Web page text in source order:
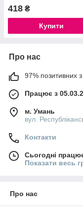
418 ₴
Купити
Про нас
97% позитивних з
Працює з
м. Умань
вул.
Контакти
Сьогодні
Показати весь
Про нас